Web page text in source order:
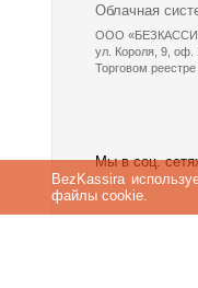
BezKassira
файлы cookie.
Облачная
ООО
ул. Короля, 9, оф.
Торговом
Мы в соц.